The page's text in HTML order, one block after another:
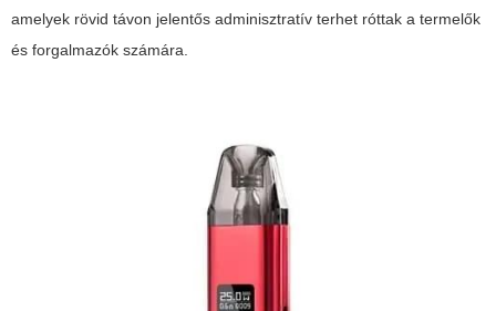
amelyek rövid távon jelentős adminisztratív terhet róttak a termelők
és forgalmazók számára.